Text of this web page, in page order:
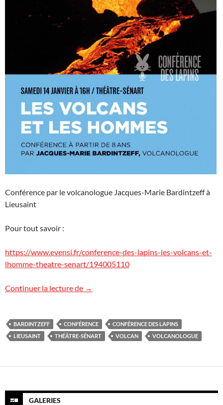
Conférence par le volcanologue Jacques-Marie Bardintzeff à
Lieusaint
Pour tout savoir :
https://www.evensi.fr/conference-des-lapins-les-volcans-et-
lhomme-theatre-senart/194005110
Continuer la lecture de Conférence des Lapins
→
BARDINTZEFF CONFÉRENCE
CONFÉRENCE DES LAPINS
LIEUSAINT
THÉÂTRE-SÉNART VOLCAN VOLCANOLOGUE
GALERIES